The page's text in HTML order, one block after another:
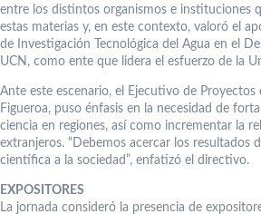
entre los distintos organismos e instituciones
estas materias y, en este contexto, valoró el
de Investigación Tecnológica del Agua en el
UCN, como ente que lidera el esfuerzo de la
Ante este escenario, el Ejecutivo de Proyectos
Figueroa, puso énfasis en la necesidad de
ciencia en regiones, así como incrementar la
extranjeros. “Debemos acercar los resultados
científica a la sociedad”, enfatizó el directivo.
EXPOSITORES
La jornada consideró la presencia de